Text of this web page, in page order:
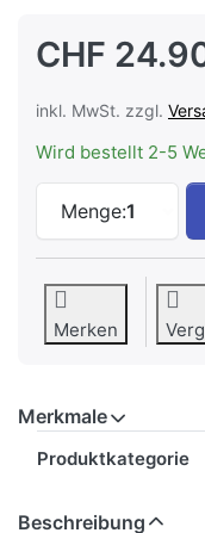
CHF
inkl. MwSt. zzgl.
Wird bestellt 2-5
Menge:1
Merken
Merkmale
Produktkategorie
Beschreibung